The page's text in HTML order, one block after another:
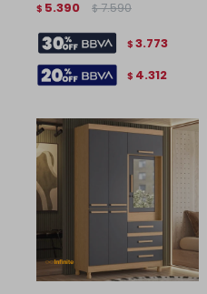
$ 5.390 $ 7.590
$ 3.773
$ 4.312